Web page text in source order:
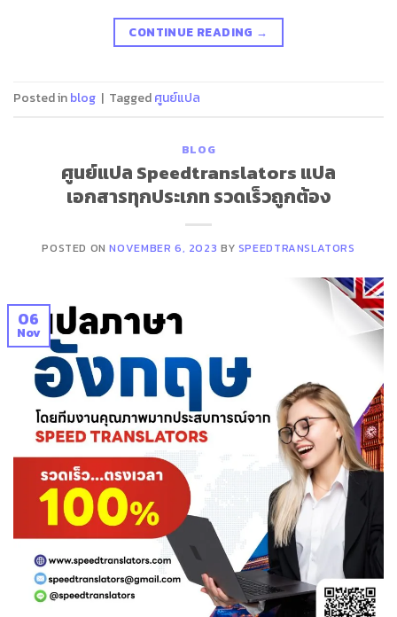
CONTINUE READING →
Posted inblog | Taggedศูนย์แปล
BLOG
ศูนย์แปล Speedtranslators แปล
เอกสารทุกประเภท รวดเร็วถูกต้อง
POSTED ONNOVEMBER 6, 2023 BY SPEEDTRANSLATORS
06
Nov